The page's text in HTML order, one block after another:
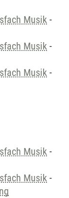
Musik -
Musik -
Musik -
Musik -
Musik -